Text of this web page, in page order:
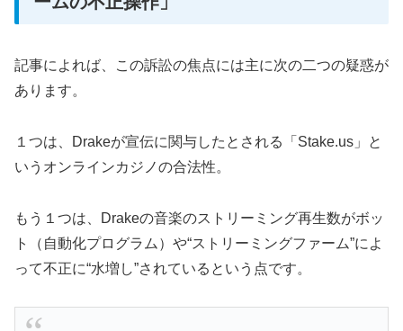
記事によれば、この訴訟の焦点には主に次の二つの疑惑が
あります。
１つは、Drakeが宣伝に関与したとされる「Stake.us」と
いうオンラインカジノの合法性。
もう１つは、Drakeの音楽のストリーミング再生数がボッ
ト（自動化プログラム）や“ストリーミングファーム”によ
って不正に“水増し”されているという点です。